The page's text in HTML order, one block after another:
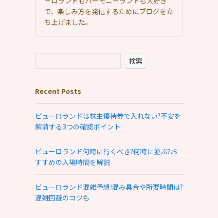
で、楽しみ方を発信するためにブログを立
ち上げました。
検索
Recent Posts
ピューロランドは株主優待券で入れない?不安を
解消する3つの確認ポイント
ピューロランド何時に行くべき?何時に並ぶ?お
すすめの入場時間を解説
ピューロランド混雑予想!混み具合や所要時間は?
混雑回避のコツも